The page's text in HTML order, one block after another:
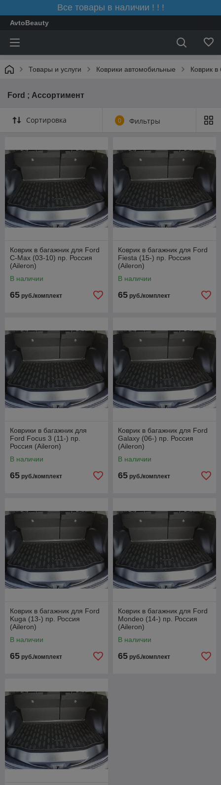
Все товары в наличии ! ! !
AvtoBeauty
Товары и услуги Коврики автомобильные Коврик
Ford ; Ассортимент
Сортировка 0 Фильтры
Коврик в багажник для Ford
C-Max (03-10) пр. Россия
(Aileron)
В наличии
65 руб./комплект
Коврик в багажник для Ford
Fiesta (15-) пр. Россия
(Aileron)
В наличии
65 руб./комплект
Коврики в багажник для
Ford Focus 3 (11-) пр.
Россия (Aileron)
В наличии
65 руб./комплект
Коврик в багажник для Ford
Galaxy (06-) пр. Россия
(Aileron)
В наличии
65 руб./комплект
Коврик в багажник для Ford
Kuga (13-) пр. Россия
(Aileron)
В наличии
65 руб./комплект
Коврик в багажник для Ford
Mondeo (14-) пр. Россия
(Aileron)
В наличии
65 руб./комплект